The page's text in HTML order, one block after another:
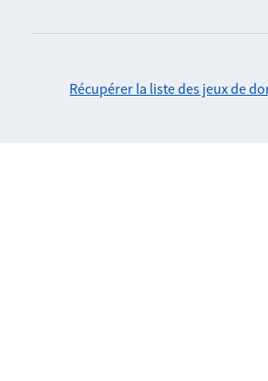
Récupérer la liste des jeux de